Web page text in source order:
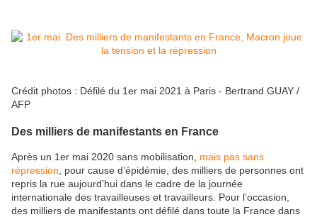
Crédit photos : Défilé du 1er mai 2021 à Paris - Bertrand GUAY /
AFP
Des milliers de manifestants en France
Après un 1er mai 2020 sans mobilisation, mais pas sans
répression , pour cause d’épidémie, des milliers de personnes ont
repris la rue aujourd’hui dans le cadre de la journée
internationale des travailleuses et travailleurs. Pour l’occasion,
des milliers de manifestants ont défilé dans toute la France dans